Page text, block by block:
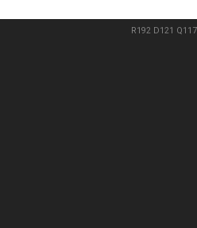
R192 D121 Q117